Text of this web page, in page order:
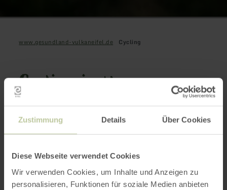
Zustimmung Details Über Cookies
Diese Webseite verwendet Cookies
Wir verwenden Cookies, um Inhalte und Anzeigen zu
personalisieren, Funktionen für soziale Medien anbieten
www.gesundland-vulkaneifel.de Cycling
Cycling in the
Vulkaneifel
Bikes, and Gravel Bikes